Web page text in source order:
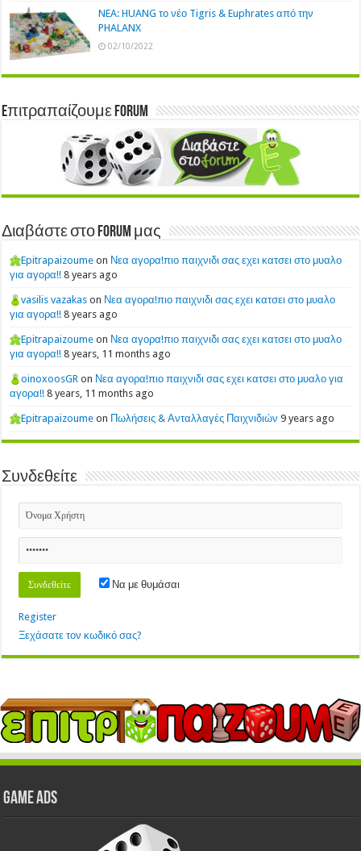
NEA: HUANG το νέο Tigris & Euphrates από την
PHALANX
02/10/2022
Eπιτραπαίζουμε Forum
Διαβάστε στο Forum μας
Epitrapaizoume on Νεα αγορα!πιο παιχνιδι σας εχει κατσει στο μυαλο
για αγορα!! 8 years ago
vasilis vazakas on Νεα αγορα!πιο παιχνιδι σας εχει κατσει στο μυαλο
για αγορα!! 8 years ago
Epitrapaizoume on Νεα αγορα!πιο παιχνιδι σας εχει κατσει στο μυαλο
για αγορα!! 8 years, 11 months ago
oinoxoosGR on Νεα αγορα!πιο παιχνιδι σας εχει κατσει στο μυαλο για
αγορα!! 8 years, 11 months ago
Epitrapaizoume on Πωλήσεις & Ανταλλαγές Παιχνιδιών 9 years ago
Συνδεθείτε
Να με θυμάσαι
Register
Ξεχάσατε τον κωδικό σας?
GAME ADS